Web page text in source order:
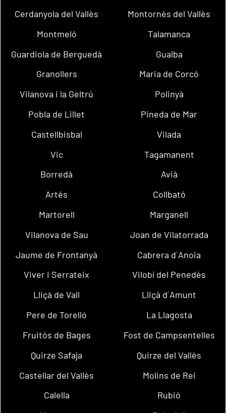
Cerdanyola del Vallès
Montornès del Vallès
Montmeló
Talamanca
Guardiola de Berguedà
Gualba
Granollers
Maria de Corcó
Vilanova i la Geltrú
Polinyà
Pobla de Lillet
Pineda de Mar
Castellbisbal
Vilada
Vic
Tagamanent
Borredà
Avià
Artés
Collbató
Martorell
Marganell
Vilanova de Sau
Joan de Vilatorrada
Jaume de Frontanyà
Cabrera d´Anoia
Viver i Serrateix
Vilobí del Penedès
Lliçà de Vall
Lliçà d´Amunt
Pere de Torelló
La Llagosta
Fruitós de Bages
Fost de Campsentelles
Quirze Safaja
Quirze del Vallès
Castellar del Vallès
Molins de Rei
Calella
Rubió